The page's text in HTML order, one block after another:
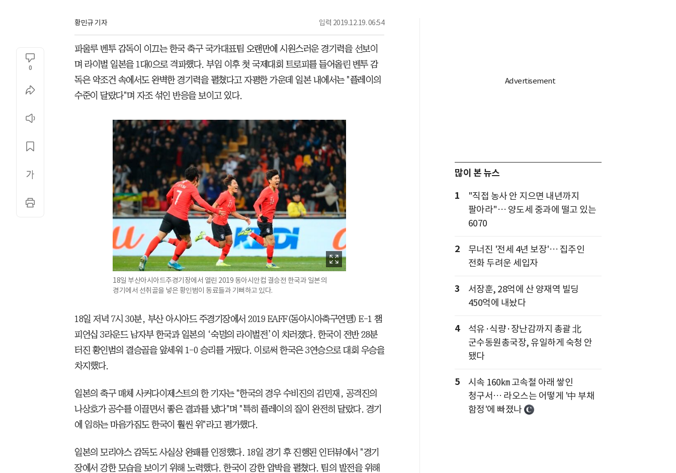
황민규 기자 입력 2019.12.19. 06:54
0
파울루 벤투 감독이 이끄는 한국 축구 국가대표팀 오랜만에 시원스러운 경기력을 선보이
며 라이벌 일본을 1대0으로 격파했다. 부임 이후 첫 국제대회 트로피를 들어올린 벤투 감
독은 악조건 속에서도 완벽한 경기력을 펼쳤다고 자평한 가운데 일본 내에서는 "플레이의
수준이 달랐다"며 자조 섞인 반응을 보이고 있다.
18일 부산아시아드주경기장에서 열린 2019 동아시안컵 결승전 한국과 일본의
경기에서 선취골을 넣은 황인범이 동료들과 기뻐하고 있다.
18일 저녁 7시 30분, 부산 아시아드 주경기장에서 2019 EAFF(동아시아축구연맹) E-1 챔
피언십 3라운드 남자부 한국과 일본의 ‘숙명의 라이벌전’이 치러졌다. 한국이 전반 28분
터진 황인범의 결승골을 앞세워 1-0 승리를 거뒀다. 이로써 한국은 3연승으로 대회 우승을
차지했다.
일본의 축구 매체 사커다이제스트의 한 기자는 "한국의 경우 수비진의 김민재, 공격진의
나상호가 공수를 이끌면서 좋은 결과를 냈다"며 "특히 플레이의 질이 완전히 달랐다. 경기
에 임하는 마음가짐도 한국이 훨씬 위"라고 평가했다.
일본의 모리야스 감독도 사실상 완패를 인정했다. 18일 경기 후 진행된 인터뷰에서 "경기
장에서 강한 모습을 보이기 위해 노력했다. 한국이 강한 압박을 펼쳤다. 팀의 발전을 위해
많이 본 뉴스
1
"직접 농사 안 지으면 내년까지
팔아라"… 양도세 중과에 떨고 있는
6070
2
무너진 '전세 4년 보장'… 집주인
전화 두려운 세입자
3
서장훈, 28억에 산 양재역 빌딩
450억에 내놨다
4
석유·식량·장난감까지 총괄 北
군수동원총국장, 유일하게 숙청 안
됐다
5
시속 160㎞ 고속철 아래 쌓인
청구서… 라오스는 어떻게 '中 부채
함정'에 빠졌나